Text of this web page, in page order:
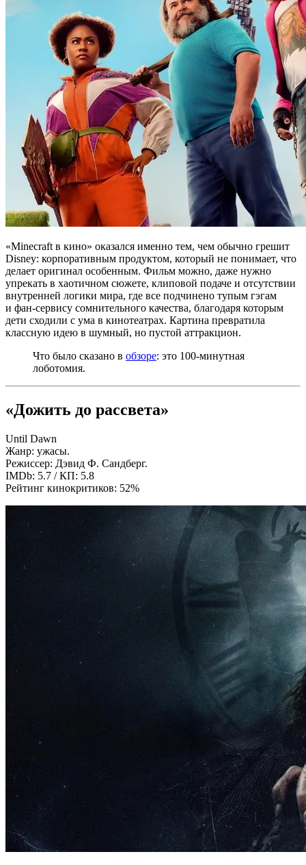
«Minecraft в кино» оказался именно тем, чем обычно грешит
Disney: корпоративным продуктом, который не понимает, что
делает оригинал особенным. Фильм можно, даже нужно
упрекать в хаотичном сюжете, клиповой подаче и отсутствии
внутренней логики мира, где все подчинено тупым гэгам
и фан-сервису сомнительного качества, благодаря которым
дети сходили с ума в кинотеатрах. Картина превратила
классную идею в шумный, но пустой аттракцион.
Что было сказано в обзоре: это 100-минутная
лоботомия.
«Дожить до рассвета»
Until Dawn
Жанр: ужасы.
Режиссер: Дэвид Ф. Сандберг.
IMDb: 5.7 / КП: 5.8
Рейтинг кинокритиков: 52%